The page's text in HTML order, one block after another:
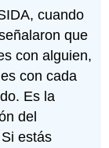
cuando
que
con alguien,
con cada
Es la
del
estás